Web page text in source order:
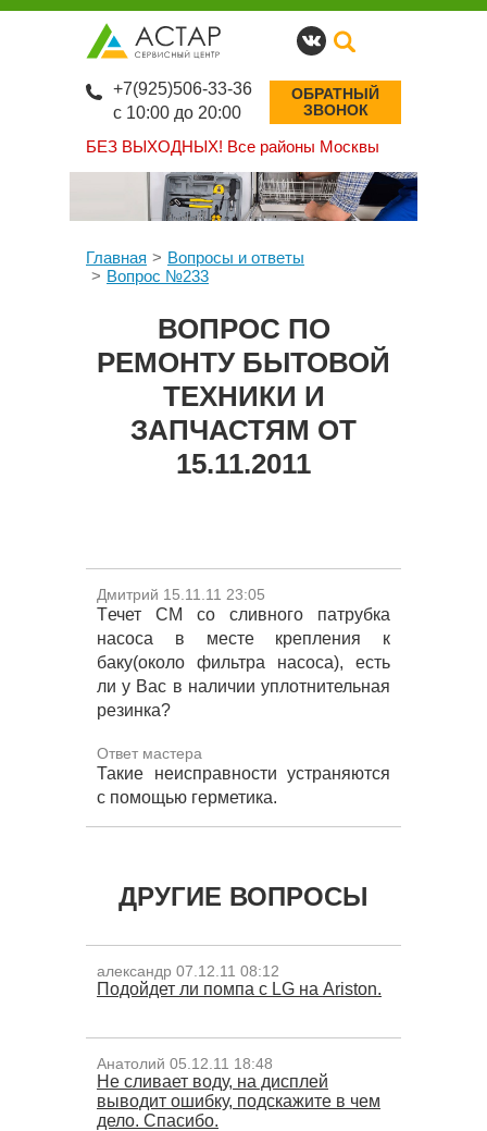
БЕЗ ВЫХОДНЫХ! Все районы Москвы
+7(925)506-33-36
с 10:00 до 20:00
ОБРАТНЫЙ
ЗВОНОК
Главная
Вопросы и ответы
Вопрос №233
ВОПРОС ПО
РЕМОНТУ БЫТОВОЙ
ТЕХНИКИ И
ЗАПЧАСТЯМ ОТ
15.11.2011
Дмитрий 15.11.11 23:05
Tечет СМ со сливного патрубка
насоса в месте крепления к
баку(около фильтра насоса), есть
ли у Вас в наличии уплотнительная
резинка?
Ответ мастера
Такие неисправности устраняются
с помощью герметика.
ДРУГИЕ ВОПРОСЫ
александр 07.12.11 08:12
Подойдет ли помпа с LG на Ariston.
Анатолий 05.12.11 18:48
Не сливает воду, на дисплей
выводит ошибку, подскажите в чем
дело. Спасибо.